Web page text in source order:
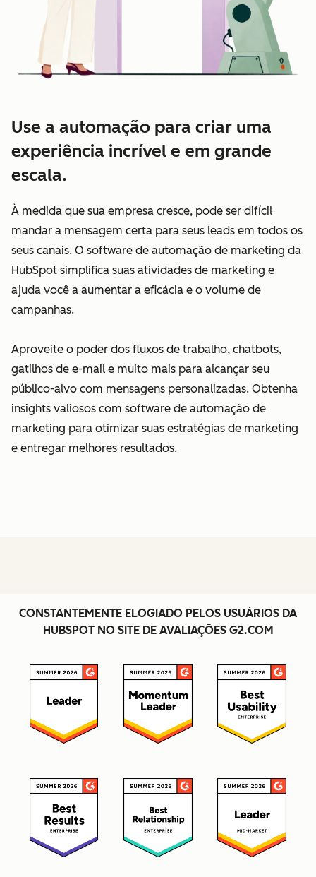
Use a automação para criar uma
experiência incrível e em grande
escala.
À medida que sua empresa cresce, pode ser difícil
mandar a mensagem certa para seus leads em todos os
seus canais. O software de automação de marketing da
HubSpot simplifica suas atividades de marketing e
ajuda você a aumentar a eficácia e o volume de
campanhas.
Aproveite o poder dos fluxos de trabalho, chatbots,
gatilhos de e-mail e muito mais para alcançar seu
público-alvo com mensagens personalizadas. Obtenha
insights valiosos com software de automação de
marketing para otimizar suas estratégias de marketing
e entregar melhores resultados.
CONSTANTEMENTE ELOGIADO PELOS USUÁRIOS DA
HUBSPOT NO SITE DE AVALIAÇÕES G2.COM